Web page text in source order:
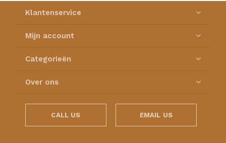
Klantenservice
Mijn account
Categorieën
Over ons
CALL US EMAIL US